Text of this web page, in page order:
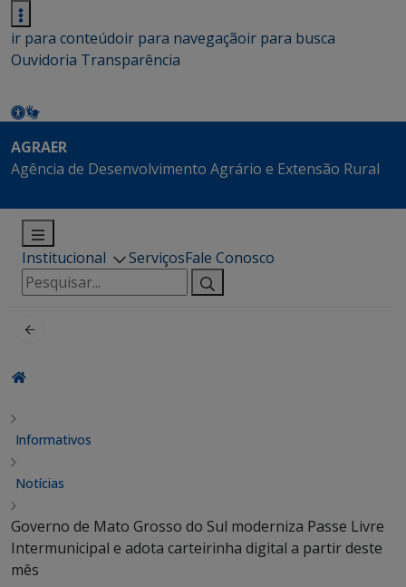
ir para conteúdoir para navegaçãoir para busca
Ouvidoria Transparência
AGRAER
Agência de Desenvolvimento Agrário e Extensão Rural
Institucional ServiçosFale Conosco
Pesquisar
por:
Informativos
Notícias
Governo de Mato Grosso do Sul moderniza Passe Livre
Intermunicipal e adota carteirinha digital a partir deste
mês